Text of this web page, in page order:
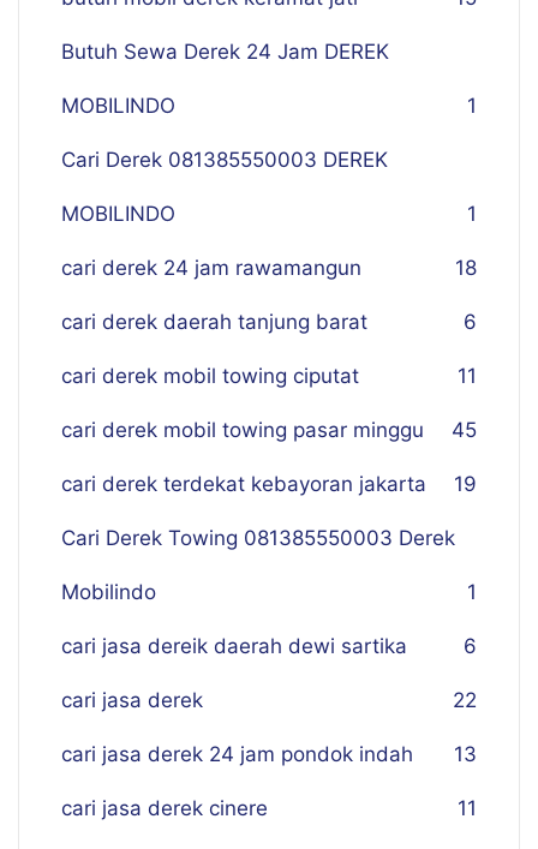
Butuh Sewa Derek 24 Jam DEREK
MOBILINDO 1
Cari Derek 081385550003 DEREK
MOBILINDO 1
cari derek 24 jam rawamangun 18
cari derek daerah tanjung barat 6
cari derek mobil towing ciputat 11
cari derek mobil towing pasar minggu 45
cari derek terdekat kebayoran jakarta 19
Cari Derek Towing 081385550003 Derek
Mobilindo 1
cari jasa dereik daerah dewi sartika 6
cari jasa derek 22
cari jasa derek 24 jam pondok indah 13
cari jasa derek cinere 11